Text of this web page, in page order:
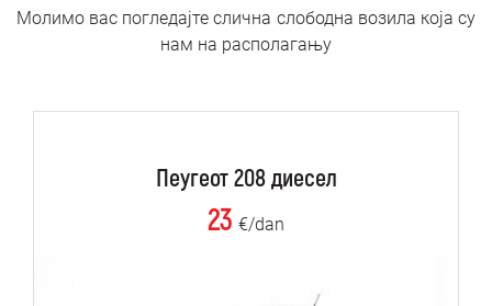
Молимо вас погледајте слична слободна возила која су
нам на располагању
Пеугеот 208 диесел
23 €/dan